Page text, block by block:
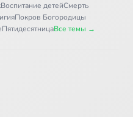
Воспитание детейСмерть
Покров Богородицы
ПятидесятницаВсе темы →